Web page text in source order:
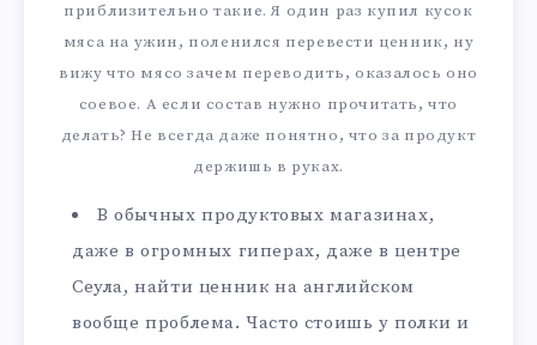
приблизительно такие. Я один раз купил кусок
мяса на ужин, поленился перевести ценник, ну
вижу что мясо зачем переводить, оказалось оно
соевое. А если состав нужно прочитать, что
делать? Не всегда даже понятно, что за продукт
держишь в руках.
В обычных продуктовых магазинах,
даже в огромных гиперах, даже в центре
Сеула, найти ценник на английском
вообще проблема. Часто стоишь у полки и